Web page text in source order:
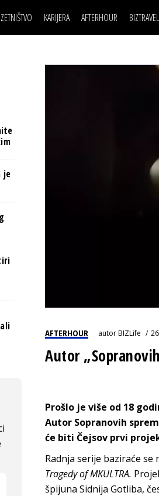
KARIJERA AFTERHOUR BIZTRAVEL
POSAO
MOJ UGAO
FILM I SCENA
AUTO SVET
AFTERHOUR autorBIZLife
Autor
Prošlo je više od 18
Autor Sopranovih
će biti Čejsov prvi
Radnja serije baziraće se
Tragedy of MKULTRA.
špijuna Sidnija Gotliba,
je